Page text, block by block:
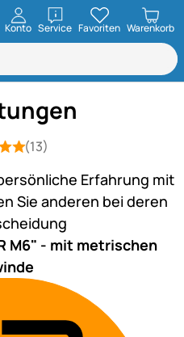
Konto ServiceöffnenFavoriten Warenkorb
5 von 5 (13 Bewertungen)
(13)
Erfahrung mit
Sie anderen bei deren
M6" - mit metrischen